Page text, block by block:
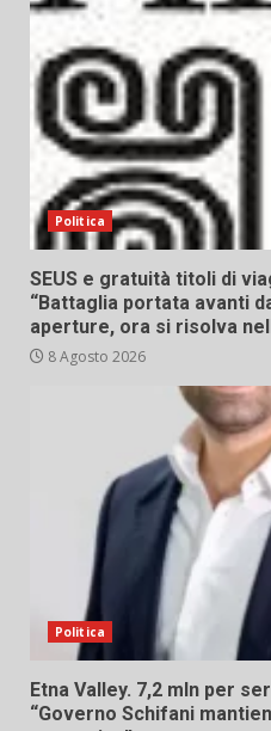
Politica
SEUS e gratuità titoli di
“Battaglia portata avanti
aperture, ora si risolva
8 Agosto 2026
Politica
Etna Valley. 7,2 mln per
“Governo Schifani